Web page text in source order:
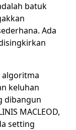
batuk
Ada
algoritma
keluhan
dibangun
MACLEOD,
setting